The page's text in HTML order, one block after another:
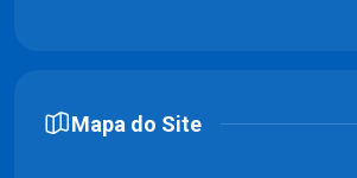
Mapa do Site